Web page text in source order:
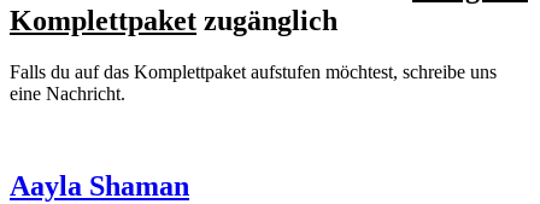
Komplettpaket zugänglich
Falls du auf das Komplettpaket aufstufen möchtest, schreibe uns
eine Nachricht.
Aayla Shaman